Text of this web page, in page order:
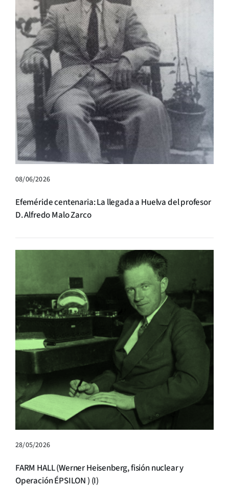
08/06/2026
Efeméride centenaria: La llegada a Huelva del profesor
D. Alfredo Malo Zarco
28/05/2026
FARM HALL (Werner Heisenberg, fisión nuclear y
Operación ÉPSILON ) (I)